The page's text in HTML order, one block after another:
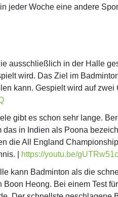
jeder Woche eine andere
ausschließlich in der Halle
wird. Das Ziel im
kann. Gespielt wird auf
gibt es schon sehr lange.
das in Indien als Poona
die All England
|
https://youtu.be/
kann Badminton als die
Heong. Bei einem Test